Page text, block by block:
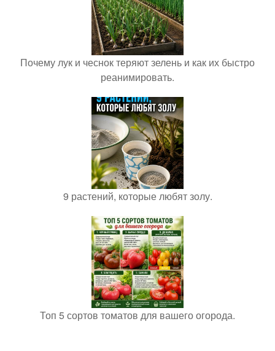
Почему лук и чеснок теряют зелень и как их быстро
реанимировать.
9 растений, которые любят золу.
Топ 5 сортов томатов для вашего огорода.